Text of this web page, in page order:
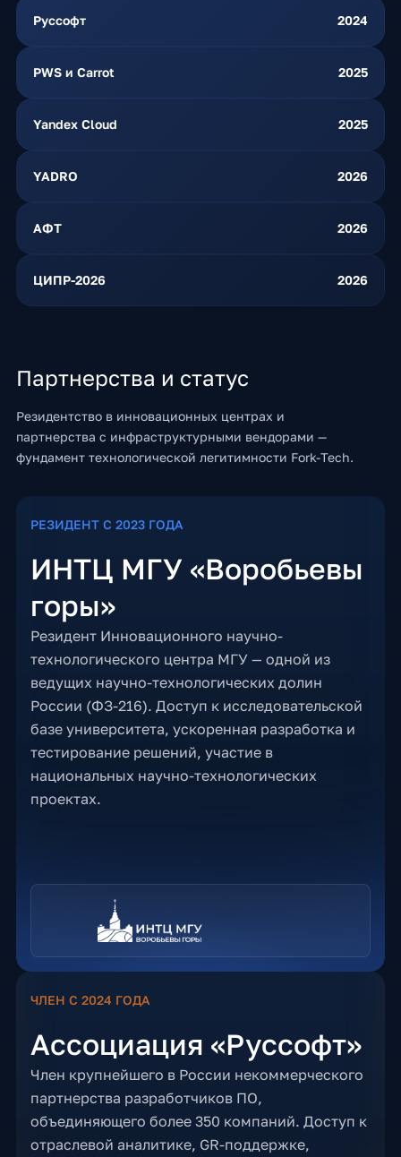
Руссофт 2024
PWS и Carrot 2025
Yandex Cloud 2025
YADRO 2026
АФТ 2026
ЦИПР-2026 2026
Партнерства и статус
Резидентство в инновационных центрах и
партнерства с инфраструктурными вендорами —
фундамент технологической легитимности Fork-Tech.
РЕЗИДЕНТ С 2023 ГОДА
ИНТЦ МГУ «Воробьевы
горы»
Резидент Инновационного научно-
технологического центра МГУ — одной из
ведущих научно-технологических долин
России (ФЗ-216). Доступ к исследовательской
базе университета, ускоренная разработка и
тестирование решений, участие в
национальных научно-технологических
проектах.
ЧЛЕН С 2024 ГОДА
Ассоциация «Руссофт»
Член крупнейшего в России некоммерческого
партнерства разработчиков ПО,
объединяющего более 350 компаний. Доступ к
отраслевой аналитике, GR-поддержке,